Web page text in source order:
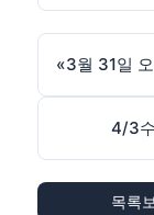
«3월 31일
4/3
목록